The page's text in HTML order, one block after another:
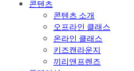
콘텐츠
콘텐츠 소개
오프라인 클래스
온라인 클래스
키즈캔라운지
끼리앤프렌즈